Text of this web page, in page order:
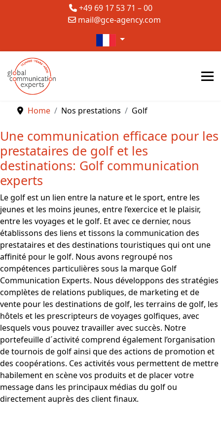
+49 69 17 53 71 – 00
mail@gce-agency.com
Sélectionnez votre langue
Home Nos prestations Golf
Une communication efficace pour les
prestataires de golf et les
destinations: Golf communication
experts
Le golf est un lien entre la nature et le sport, entre les
jeunes et les moins jeunes, entre l’exercice et le plaisir,
entre les voyages et le golf. Et avec ce dernier, nous
établissons des liens et tissons la communication des
prestataires et des destinations touristiques qui ont une
affinité pour le golf. Nous avons regroupé nos
compétences particulières sous la marque Golf
Communication Experts. Nous développons des stratégies
complètes de relations publiques, de marketing et de
vente pour les destinations de golf, les terrains de golf, les
hôtels et les prescripteurs de voyages golfiques, avec
lesquels vous pouvez travailler avec succès. Notre
portefeuille d´activité comprend également l’organisation
de tournois de golf ainsi que des actions de promotion et
des coopérations. Ces activités vous permettent de mettre
habilement en scène vos produits et de placer votre
message dans les principaux médias du golf ou
directement auprès des client finaux.